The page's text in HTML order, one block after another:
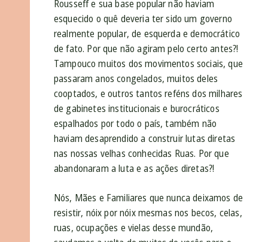
Rousseff e sua base popular não haviam
esquecido o quê deveria ter sido um governo
realmente popular, de esquerda e democrático
de fato. Por que não agiram pelo certo antes?!
Tampouco muitos dos movimentos sociais, que
passaram anos congelados, muitos deles
cooptados, e outros tantos reféns dos milhares
de gabinetes institucionais e burocráticos
espalhados por todo o país, também não
haviam desaprendido a construir lutas diretas
nas nossas velhas conhecidas Ruas. Por que
abandonaram a luta e as ações diretas?!
Nós, Mães e Familiares que nunca deixamos de
resistir, nóix por nóix mesmas nos becos, celas,
ruas, ocupações e vielas desse mundão,